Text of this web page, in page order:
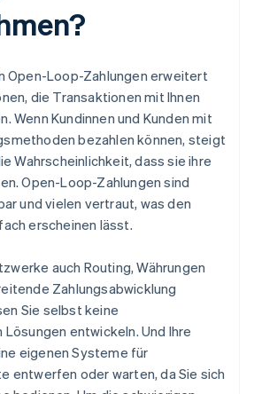
Open-Loop-Zahlungen erweitert
die Transaktionen mit Ihnen
Wenn Kundinnen und Kunden mit
bezahlen können, steigt
Wahrscheinlichkeit, dass sie ihre
Open-Loop-Zahlungen sind
und vielen vertraut, was den
erscheinen lässt.
auch Routing, Währungen
Zahlungsabwicklung
Sie selbst keine
entwickeln. Und Ihre
eigenen Systeme für
entwerfen oder warten, da Sie sich